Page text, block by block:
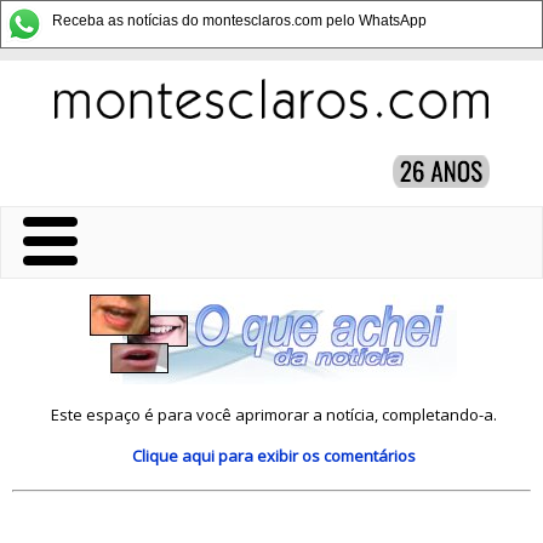
Receba as notícias do montesclaros.com pelo WhatsApp
Este espaço é para você aprimorar a notícia, completando-a.
Clique aquipara exibir os comentários